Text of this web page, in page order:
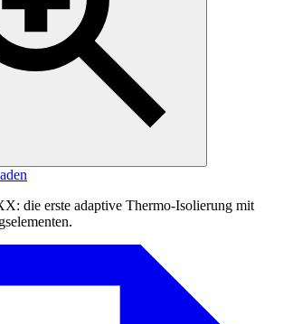
die erste adaptive Thermo-Isolierung mit